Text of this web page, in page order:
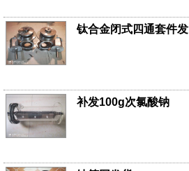
钛合金闭式四通套件发
补发100g次氯酸钠